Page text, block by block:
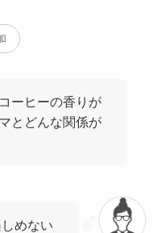
ーヒーの香りが
とどんな関係が
めない